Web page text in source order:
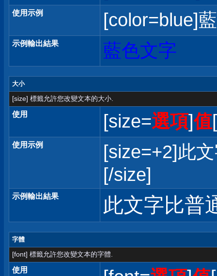
使用示例 [color=blue]
示例輸出結果 藍色文字
大小
[size] 標籤允許您改變文本的大小.
使用 [size=選項]值
使用示例
[size=+2]此
[/size]
示例輸出結果 此文字比普
字體
[font] 標籤允許您改變文本的字體.
使用